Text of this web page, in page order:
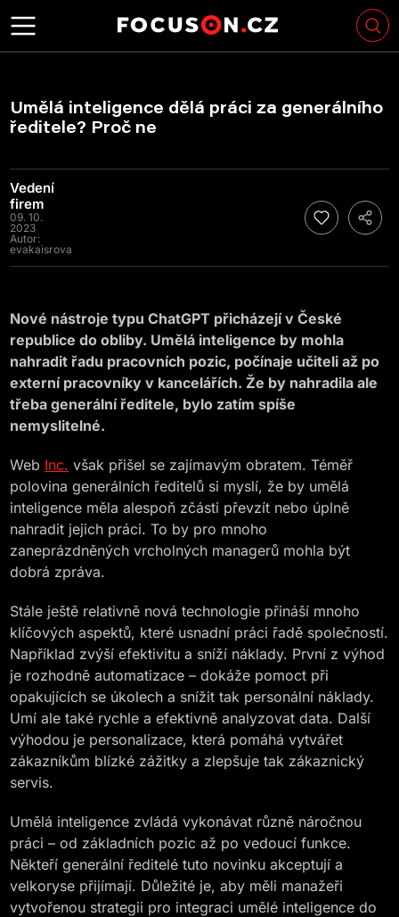
Umělá inteligence dělá práci za generálního
ředitele? Proč ne
Vedení
firem
09. 10.
2023
Autor:
evakaisrova
Nové nástroje typu ChatGPT přicházejí v České
republice do obliby. Umělá inteligence by mohla
nahradit řadu pracovních pozic, počínaje učiteli až po
externí pracovníky v kancelářích. Že by nahradila ale
třeba generální ředitele, bylo zatím spíše
nemyslitelné.
Web Inc. však přišel se zajímavým obratem. Téměř
polovina generálních ředitelů si myslí, že by umělá
inteligence měla alespoň zčásti převzít nebo úplně
nahradit jejich práci. To by pro mnoho
zaneprázdněných vrcholných managerů mohla být
dobrá zpráva.
Stále ještě relativně nová technologie přináší mnoho
klíčových aspektů, které usnadní práci řadě společností.
Například zvýší efektivitu a sníží náklady. První z výhod
je rozhodně automatizace – dokáže pomoct při
opakujících se úkolech a snížit tak personální náklady.
Umí ale také rychle a efektivně analyzovat data. Další
výhodou je personalizace, která pomáhá vytvářet
zákazníkům blízké zážitky a zlepšuje tak zákaznický
servis.
Umělá inteligence zvládá vykonávat různě náročnou
práci – od základních pozic až po vedoucí funkce.
Někteří generální ředitelé tuto novinku akceptují a
velkoryse přijímají. Důležité je, aby měli manažeři
vytvořenou strategii pro integraci umělé inteligence do